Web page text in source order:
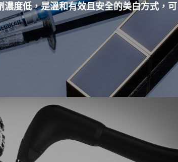
度低，是溫和有效且安全的美白方式，可